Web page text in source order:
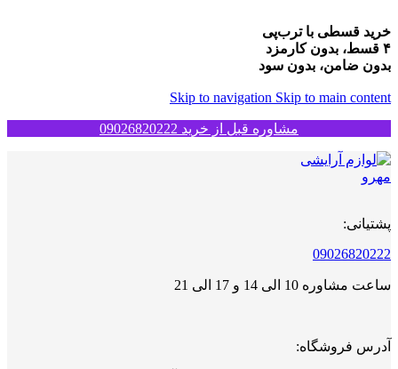
خرید قسطی با ترب‌پی
۴ قسط، بدون کارمزد
بدون ضامن، بدون سود
Skip to navigation Skip to main content
مشاوره قبل از خرید 09026820222
پشتیانی:
09026820222
ساعت مشاوره 10 الی 14 و 17 الی 21
آدرس فروشگاه: